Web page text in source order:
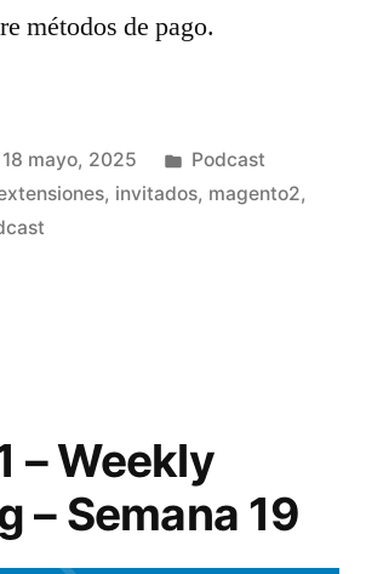
métodos de pago.
18 mayo, 2025
Publicado
en
Podcast
, invitados, magento2,
– Weekly
– Semana 19